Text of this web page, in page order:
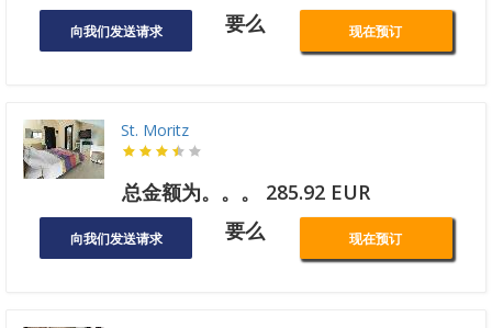
向我们发送请求 要么 现在预订
St. Moritz
总金额为。。。 285.92 EUR
向我们发送请求 要么 现在预订